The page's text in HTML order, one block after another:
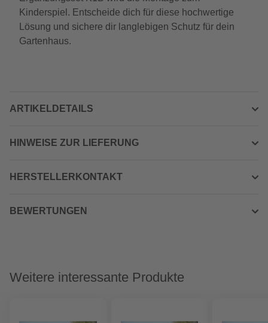
Kinderspiel. Entscheide dich für diese hochwertige
Lösung und sichere dir langlebigen Schutz für dein
Gartenhaus.
ARTIKELDETAILS
HINWEISE ZUR LIEFERUNG
HERSTELLERKONTAKT
BEWERTUNGEN
Weitere interessante Produkte